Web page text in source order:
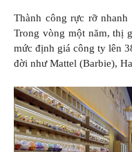
Thành công rực rỡ
Trong vòng một năm, thị
mức định giá công ty lên
đời như Mattel (Barbie),